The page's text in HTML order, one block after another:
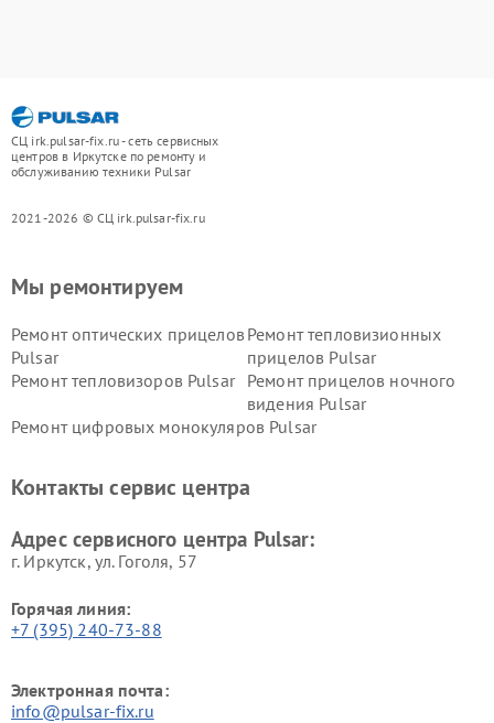
СЦ irk.pulsar-fix.ru - сеть сервисных
центров в Иркутске по ремонту и
обслуживанию техники Pulsar
2021-2026 © СЦ irk.pulsar-fix.ru
Мы ремонтируем
Ремонт оптических прицелов
Pulsar
Ремонт тепловизионных
прицелов Pulsar
Ремонт тепловизоров Pulsar
Ремонт прицелов ночного
видения Pulsar
Ремонт цифровых монокуляров Pulsar
Контакты сервис центра
Адрес сервисного центра Pulsar:
г. Иркутск, ул. ​Гоголя, 57
Горячая линия:
+7 (395) 240-73-88
Электронная почта:
info@pulsar-fix.ru